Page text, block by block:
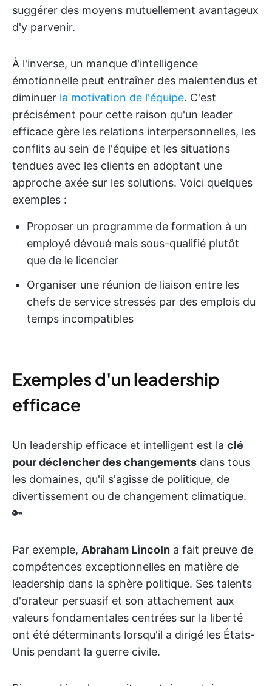
suggérer des moyens mutuellement avantageux
d'y parvenir.
À l'inverse, un manque d'intelligence
émotionnelle peut entraîner des malentendus et
diminuer la motivation de l'équipe. C'est
précisément pour cette raison qu'un leader
efficace gère les relations interpersonnelles, les
conflits au sein de l'équipe et les situations
tendues avec les clients en adoptant une
approche axée sur les solutions. Voici quelques
exemples :
Proposer un programme de formation à un
employé dévoué mais sous-qualifié plutôt
que de le licencier
Organiser une réunion de liaison entre les
chefs de service stressés par des emplois du
temps incompatibles
Exemples d'un leadership
efficace
Un leadership efficace et intelligent est la clé
pour déclencher des changements dans tous
les domaines, qu'il s'agisse de politique, de
divertissement ou de changement climatique.
🔑
Par exemple, Abraham Lincoln a fait preuve de
compétences exceptionnelles en matière de
leadership dans la sphère politique. Ses talents
d'orateur persuasif et son attachement aux
valeurs fondamentales centrées sur la liberté
ont été déterminants lorsqu'il a dirigé les États-
Unis pendant la guerre civile.